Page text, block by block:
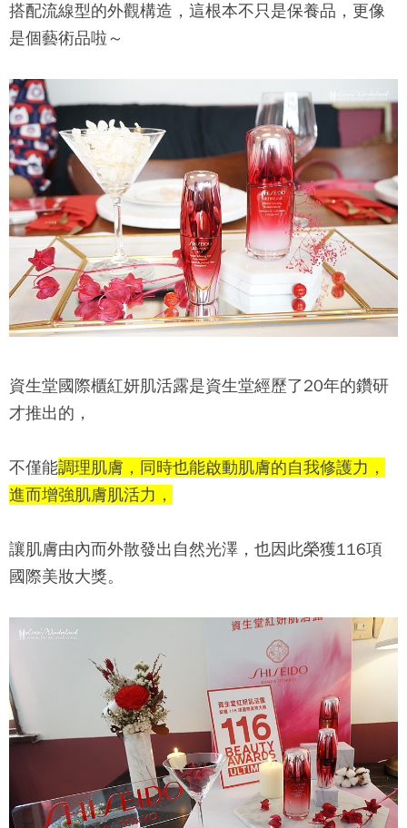
搭配流線型的外觀構造，這根本不只是保養品，更像
是個藝術品啦～
資生堂國際櫃紅妍肌活露是資生堂經歷了20年的鑽研
才推出的，
不僅能調理肌膚，同時也能啟動肌膚的自我修護力，
進而增強肌膚肌活力，
讓肌膚由內而外散發出自然光澤，也因此榮獲116項
國際美妝大獎。